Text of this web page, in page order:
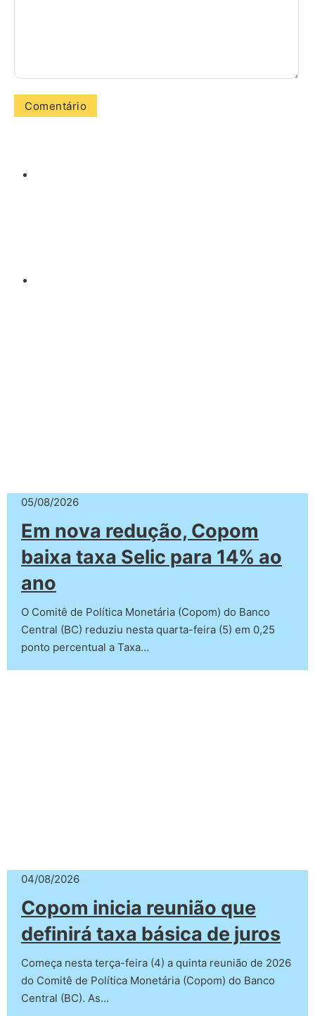
05/08/2026
Em nova redução, Copom
baixa taxa Selic para 14% ao
ano
O Comitê de Política Monetária (Copom) do Banco
Central (BC) reduziu nesta quarta-feira (5) em 0,25
ponto percentual a Taxa…
04/08/2026
Copom inicia reunião que
definirá taxa básica de juros
Começa nesta terça-feira (4) a quinta reunião de 2026
do Comitê de Política Monetária (Copom) do Banco
Central (BC). As…